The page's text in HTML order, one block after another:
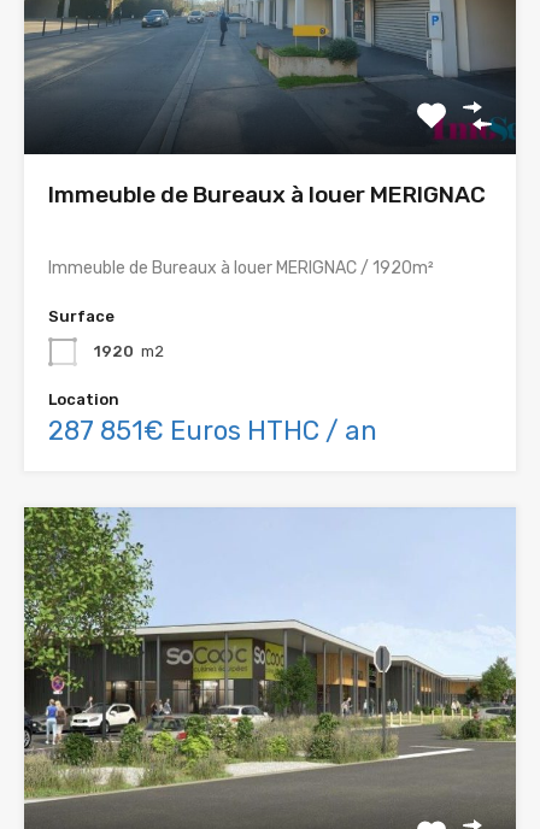
Immeuble de Bureaux à louer MERIGNAC
Immeuble de Bureaux à louer MERIGNAC / 1920m²
Surface
1920 m2
Location
287 851€ Euros HTHC / an